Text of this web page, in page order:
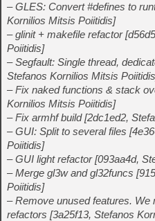
– GLES: Convert #defines to
Kornilios Mitsis Poiitidis]
– glinit + makefile refactor
Poiitidis]
– Segfault: Single thread,
Stefanos Kornilios Mitsis
– Fix naked functions & stack
Kornilios Mitsis Poiitidis]
– Fix armhf build [2dc1ed2,
– GUI: Split to several files
Poiitidis]
– GUI light refactor [093aa4d,
– Merge gl3w and gl32funcs
Poiitidis]
– Remove unused features.
refactors [3a25f13, Stefanos